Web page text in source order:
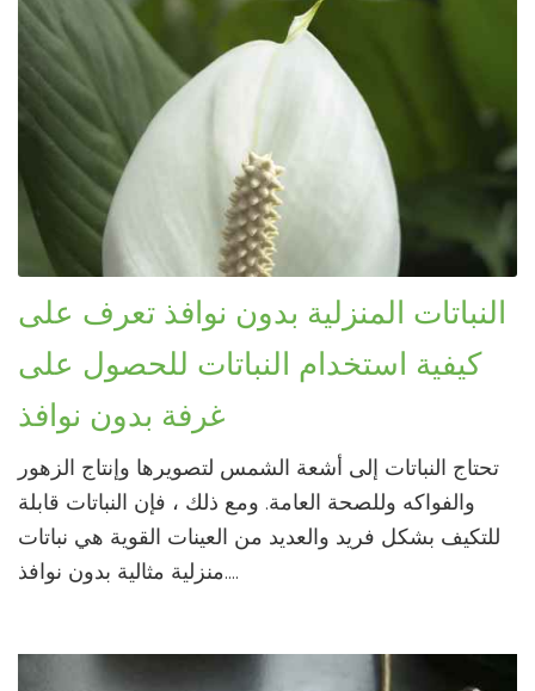
النباتات المنزلية بدون نوافذ تعرف على
كيفية استخدام النباتات للحصول على
غرفة بدون نوافذ
تحتاج النباتات إلى أشعة الشمس لتصويرها وإنتاج الزهور
والفواكه وللصحة العامة. ومع ذلك ، فإن النباتات قابلة
للتكيف بشكل فريد والعديد من العينات القوية هي نباتات
منزلية مثالية بدون نوافذ....